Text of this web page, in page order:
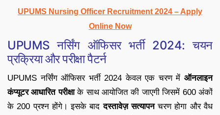
UPUMS Nursing Officer Recruitment 2024 – Apply
Online Now
UPUMS नर्सिंग ऑफिसर भर्ती 2024: चयन
प्रक्रिया और परीक्षा पैटर्न
UPUMS नर्सिंग ऑफिसर भर्ती 2024 केवल एक चरण में ऑनलाइन
कंप्यूटर आधारित परीक्षाके साथ आयोजित की जाएगी जिसमें 600 अंकों
के 200 प्रश्न होंगे। इसके बाददस्तावेज़ सत्यापनचरण होगा और वैध